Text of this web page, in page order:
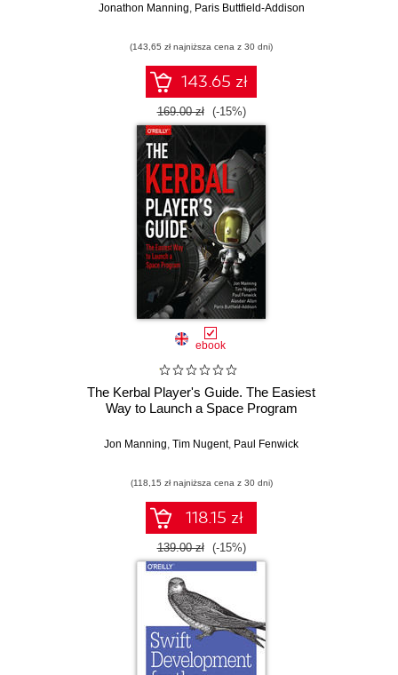
Jonathon Manning Paris Buttfield-Addison
(143,65 zł najniższa cena z 30 dni)
143.65 zł
169.00 zł (-15%)
ebook
The Kerbal Player's Guide. The Easiest
Way to Launch a Space Program
Jon Manning, Tim Nugent, Paul Fenwick
(118,15 zł najniższa cena z 30 dni)
118.15 zł
139.00 zł (-15%)